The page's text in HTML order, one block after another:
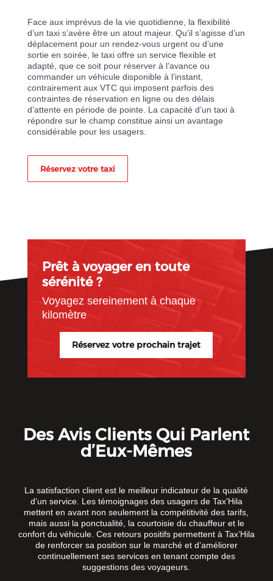
Face aux imprévus de la vie quotidienne, la flexibilité
d’un taxi s’avère être un atout majeur. Qu’il s’agisse d’un
déplacement pour un rendez-vous urgent ou d’une
sortie en soirée, le taxi offre un service flexible et
adapté, que ce soit pour réserver à l’avance ou
commander un véhicule disponible à l’instant,
contrairement aux VTC qui imposent parfois des
contraintes de réservation en ligne ou des délais
d’attente en période de pointe. La capacité d’un taxi à
répondre sur le champ constitue ainsi un avantage
considérable pour les usagers.
Réservez votre taxi
Prêt à voyager en toute
sérénité ?
Voyagez sereinement à chaque
kilomètre
Réservez votre prochain trajet
Des Avis Clients Qui Parlent
d’Eux-Mêmes
La satisfaction client est le meilleur indicateur de la qualité
d’un service. Les témoignages des usagers de Tax’Hila
mettent en avant non seulement la compétitivité des tarifs,
mais aussi la ponctualité, la courtoisie du chauffeur et le
confort du véhicule. Ces retours positifs permettent à Tax’Hila
de renforcer sa position sur le marché et d’améliorer
continuellement ses services en tenant compte des
suggestions des voyageurs.